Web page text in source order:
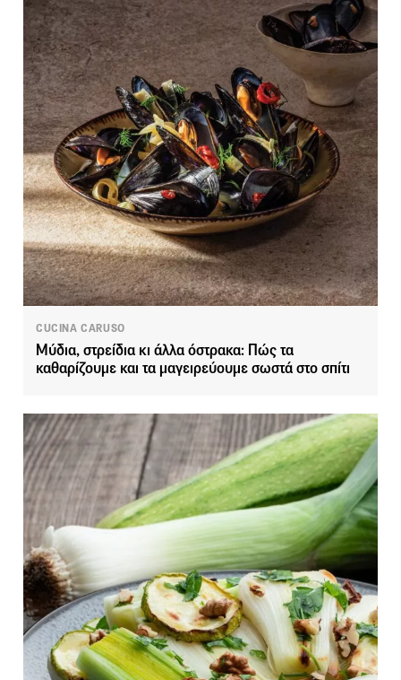
CUCINA CARUSO
Μύδια, στρείδια κι άλλα όστρακα: Πώς τα
καθαρίζουμε και τα μαγειρεύουμε σωστά στο σπίτι